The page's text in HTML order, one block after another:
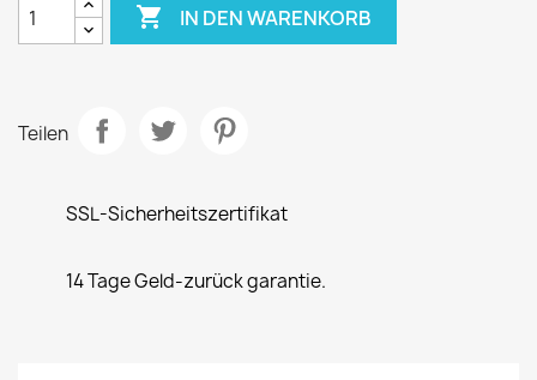
 IN DEN WARENKORB
Teilen
SSL-Sicherheitszertifikat
14 Tage Geld-zurück garantie.